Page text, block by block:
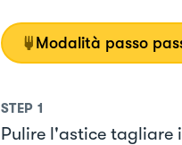
Modalità passo
STEP 1
Pulire l'astice tagliare